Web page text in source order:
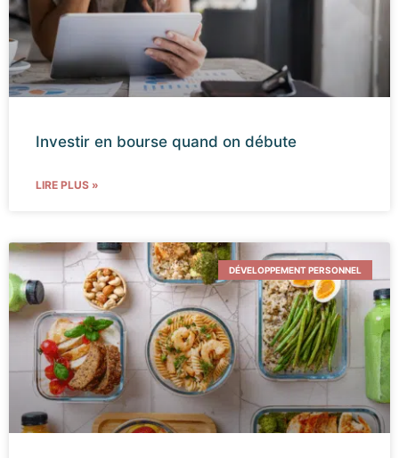
Investir en bourse quand on débute
LIRE PLUS »
DÉVELOPPEMENT PERSONNEL